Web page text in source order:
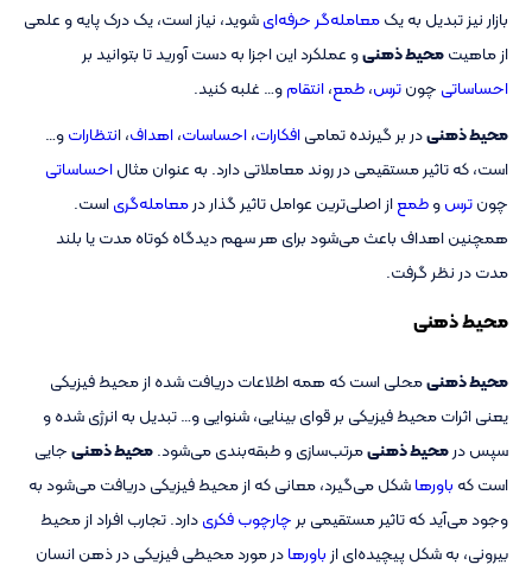
بازار نیز تبدیل به یکمعامله‌گر حرفه‌ایشوید، نیاز است، یک درک پایه و علمی
از ماهیتمحیط ذهنیو عملکرد این اجزا به دست آورید تا بتوانید بر
احساساتی چونترس،طمع،انتقامو… غلبه کنید.
محیط ذهنیدر بر گیرنده تمامیافکارات،احساسات،اهداف، انتظاراتو…
است، که تاثیر مستقیمی در روند معاملاتی دارد. به عنوان مثالاحساساتی
چونترسوطمعاز اصلی‌ترین عوامل تاثیر گذار درمعامله‌گریاست.
همچنین اهداف باعث می‌شود برای هر سهم دیدگاه کوتاه مدت یا بلند
مدت در نظر گرفت.
محیط ذهنی
محیط ذهنیمحلی است که همه اطلاعات دریافت شده از محیط فیزیکی
یعنی اثرات محیط فیزیکی بر قوای بینایی، شنوایی و… تبدیل به انرژی شده و
سپس درمحیط ذهنیمرتب‌سازی و طبقه‌بندی می‌شود.محیط ذهنیجایی
است که باورهاشکل می‌گیرد، معانی که از محیط فیزیکی دریافت می‌شود به
وجود می‌آید که تاثیر مستقیمی بر چارچوب فکریدارد. تجارب افراد از محیط
بیرونی، به شکل پیچیده‌ای از باورهادر مورد محیطی فیزیکی در ذهن انسان